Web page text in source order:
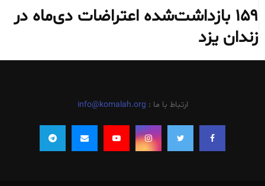
۱۵۹ بازداشت‌شده اعتراضات دی‌ماه در
زندان یزد
ارتباط با ما : info@komalah.org